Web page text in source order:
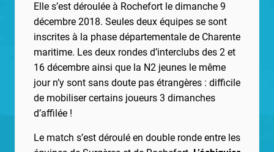
Elle s’est déroulée à Rochefort le dimanche 9
décembre 2018. Seules deux équipes se sont
inscrites à la phase départementale de Charente
maritime. Les deux rondes d’interclubs des 2 et
16 décembre ainsi que la N2 jeunes le même
jour n’y sont sans doute pas étrangères : difficile
de mobiliser certains joueurs 3 dimanches
d’affilée !
Le match s’est déroulé en double ronde entre les